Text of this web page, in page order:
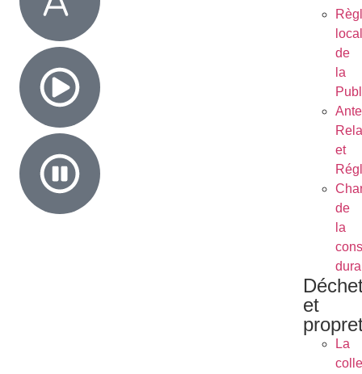
local
de
la
et
de
la
et
La